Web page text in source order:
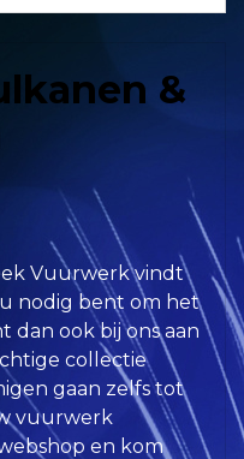
&
Vuurwerk vindt
nodig bent om het
dan ook bij ons aan
collectie
gaan zelfs tot
vuurwerk
en kom